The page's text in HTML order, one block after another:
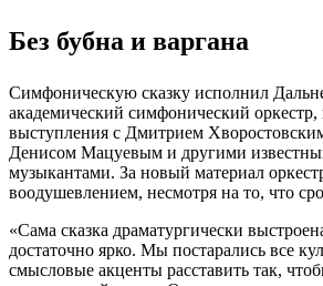
Без бубна и варгана
Симфоническую сказку исполнил
академический симфонический оркестр,
выступления с Дмитрием
Денисом Мацуевым и другими
музыкантами. За новый материал
воодушевлением, несмотря на то, что
«Сама сказка драматургически
достаточно ярко. Мы постарались все
смысловые акценты расставить так,